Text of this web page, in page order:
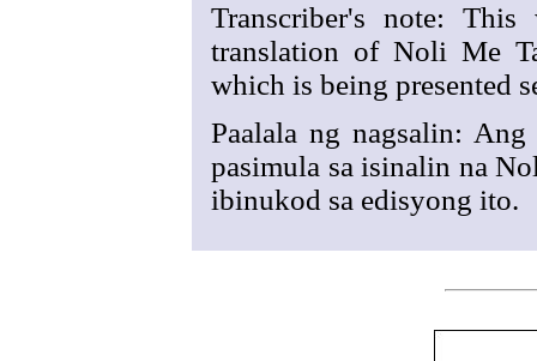
Transcriber's note:
translation of Noli Me
which is being presented
Paalala ng nagsalin:
pasimula sa isinalin na
ibinukod sa edisyong ito.